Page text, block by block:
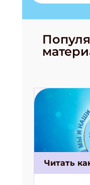
Читать